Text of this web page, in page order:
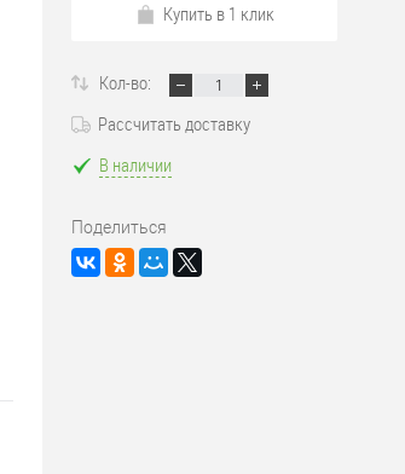
Купить в 1 клик
Кол-во:
Рассчитать доставку
В наличии
Поделиться